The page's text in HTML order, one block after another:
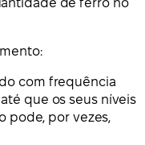
de ferro no
com frequência
que os seus níveis
pode, por vezes,